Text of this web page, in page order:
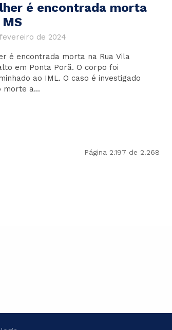
é encontrada morta
de 2024
é encontrada morta na Rua Vila
em Ponta Porã. O corpo foi
ao IML. O caso é investigado
morte a...
Página 2.197 de 2.268